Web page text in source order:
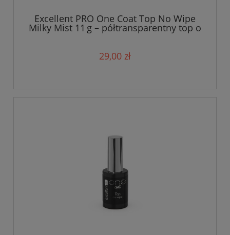
Excellent PRO One Coat Top No Wipe
Milky Mist 11 g – półtransparentny top o
mlecznym wykończeniu
29,00 zł